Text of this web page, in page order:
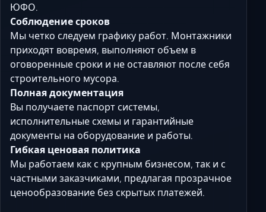
ЮФО.
Соблюдение сроков
Мы четко следуем графику работ. Монтажники
приходят вовремя, выполняют объем в
оговоренные сроки и не оставляют после себя
строительного мусора.
Полная документация
Вы получаете паспорт системы,
исполнительные схемы и гарантийные
документы на оборудование и работы.
Гибкая ценовая политика
Мы работаем как с крупным бизнесом, так и с
частными заказчиками, предлагая прозрачное
ценообразование без скрытых платежей.